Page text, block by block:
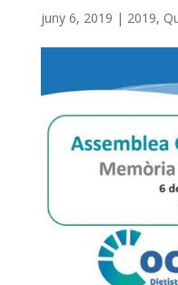
juny 6, 2019 | 2019,